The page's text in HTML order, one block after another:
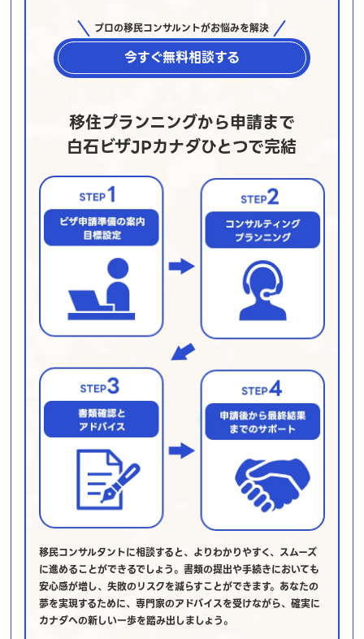
プロの移民コンサルントがお悩みを解決
今すぐ無料相談する
移住プランニングから申請まで
白石ビザJPカナダひとつで完結
移民コンサルタントに相談すると、よりわかりやすく、スムーズ
に進めることができるでしょう。書類の提出や手続きにおいても
安心感が増し、失敗のリスクを減らすことができます。あなたの
夢を実現するために、専門家のアドバイスを受けながら、確実に
カナダへの新しい一歩を踏み出しましょう。